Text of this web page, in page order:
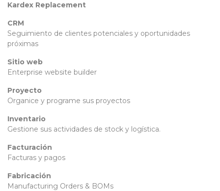
Kardex Replacement
CRM
Seguimiento de clientes potenciales y oportunidades
próximas
Sitio web
Enterprise website builder
Proyecto
Organice y programe sus proyectos
Inventario
Gestione sus actividades de stock y logística.
Facturación
Facturas y pagos
Fabricación
Manufacturing Orders & BOMs